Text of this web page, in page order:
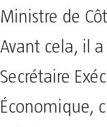
Ministre de
Avant cela, il
Secrétaire
Économique,